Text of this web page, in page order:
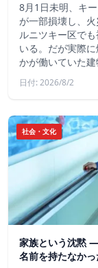
8月1日未明、キ
が一部損壊し、
ルニツキー区で
いる。だが実際
かが働いていた建
日付: 2026/8/2
社会・文化
家族という沈黙 ―
名前を持たなか